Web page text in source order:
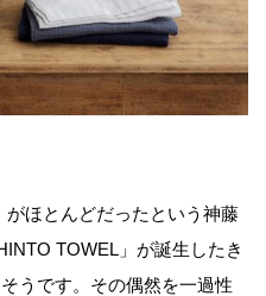
ほとんどだったという神藤
TOWEL」が誕生したき
うです。その偶然を一過性